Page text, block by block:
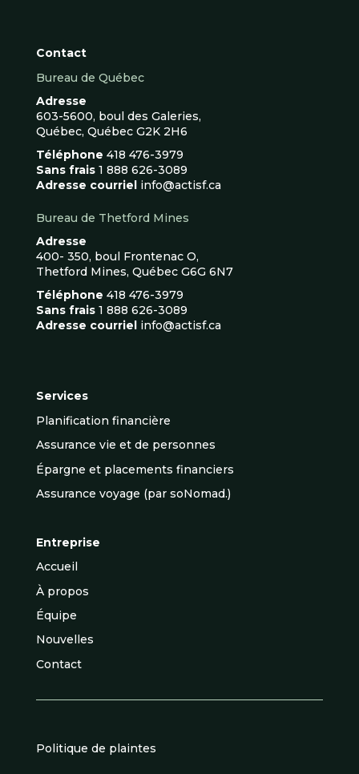
Contact
Bureau de Québec
Adresse
603-5600, boul des Galeries,
Québec, Québec G2K 2H6
Téléphone 418 476-3979
Sans frais 1 888 626-3089
Adresse courriel info@actisf.ca
Bureau de Thetford Mines
Adresse
400- 350, boul Frontenac O,
Thetford Mines, Québec G6G 6N7
Téléphone 418 476-3979
Sans frais 1 888 626-3089
Adresse courriel info@actisf.ca
Services
Planification financière
Assurance vie et de personnes
Épargne et placements financiers
Assurance voyage (par soNomad.)
Entreprise
Accueil
À propos
Équipe
Nouvelles
Contact
Politique de plaintes